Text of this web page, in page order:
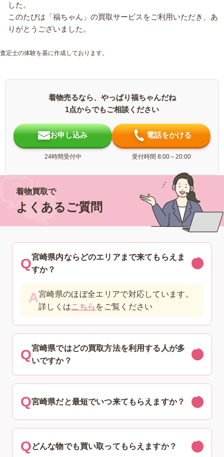
した。
このたびは「福ちゃん」の買取サービスをご利用いただき、あ
りがとうございました。
査定士の体験を基に作成しております。
着物売るなら、やっぱり福ちゃんだね
1点からでもご相談ください
お申し込み
24時間受付中
電話をかける
受付時間 8:00～20:00
着物買取で
よくあるご質問
宮崎県内ならどのエリアまで来てもらえま
すか？
宮崎県のほぼ全エリアで対応しています。
詳しくはこちら をご覧ください
宮崎県ではどの買取方法を利用する人が多
いですか？
宮崎県だと最短でいつ来てもらえますか？
どんな物でも買い取ってもらえますか？